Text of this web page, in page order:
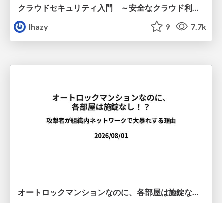
lhazy
9 7.7k
オートロックマンションなのに、各部屋は施錠なし！？ 攻撃者が組織内ネットワークで大暴れする理由 / The Front Door Is Locked, but the Rooms Are Wide Open: Why Attackers Move Freely Inside Enterprise Networks